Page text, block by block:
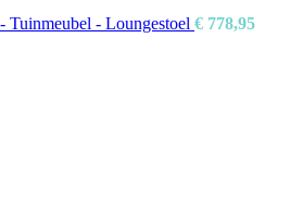
Tuinmeubel - Loungestoel € 778,95